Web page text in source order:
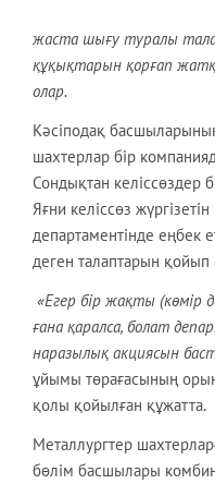
жаста шығу туралы
құқықтарын қорғап
олар.
Кәсіподақ
шахтерлар бір
Сондықтан келіссөздер
Яғни келіссөз
департаментінде еңбек
деген талаптарын қойып
«Егер бір жақты (көмір
ғана қаралса, болат
наразылық акциясын
ұйымы төрағасының
қолы қойылған құжатта.
Металлургтер
бөлім басшылары